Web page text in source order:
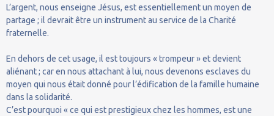
L’argent, nous enseigne Jésus, est essentiellement un moyen de
partage ; il devrait être un instrument au service de la Charité
fraternelle.
En dehors de cet usage, il est toujours « trompeur » et devient
aliénant ; car en nous attachant à lui, nous devenons esclaves du
moyen qui nous était donné pour l’édification de la famille humaine
dans la solidarité.
C’est pourquoi « ce qui est prestigieux chez les hommes, est une